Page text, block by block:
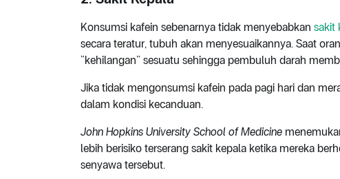
Konsumsi kafein sebenarnya tidak menyebabkan sakit
secara teratur, tubuh akan menyesuaikannya. Saat
“kehilangan” sesuatu sehingga pembuluh darah
Jika tidak mengonsumsi kafein pada pagi hari dan
dalam kondisi kecanduan.
John Hopkins University School of Medicine
lebih berisiko terserang sakit kepala ketika mereka
senyawa tersebut.